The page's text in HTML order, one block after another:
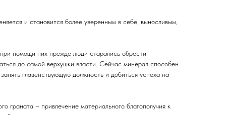
и становится более уверенным в себе, выносливым,
помощи них прежде люди старались обрести
до самой верхушки власти. Сейчас минерал способен
главенствующую должность и добиться успеха на
граната – привлечение материального благополучия к